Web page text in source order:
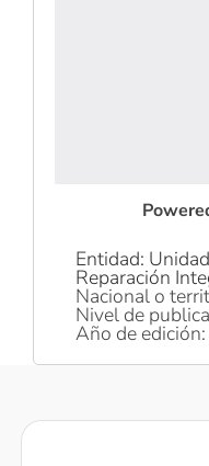
Entidad:
Reparación
Nacional o
Nivel de
Año de